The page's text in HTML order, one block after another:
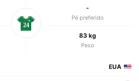
-
Pé preferido
83 kg
Peso
24
EUA